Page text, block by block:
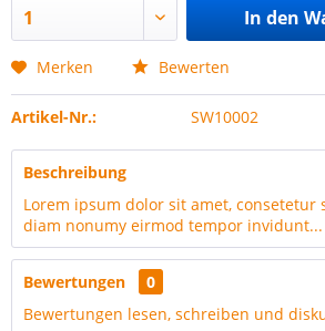
In den
Merken Bewerten
Artikel-Nr.: SW10002
Beschreibung
Lorem ipsum dolor sit amet, consetetur
diam nonumy eirmod tempor invidunt...
Bewertungen
0
Bewertungen lesen, schreiben und